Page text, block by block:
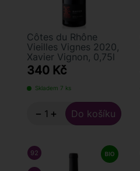
Côtes du Rhône
Vieilles Vignes 2020,
Xavier Vignon, 0,75l
340 Kč
Skladem 7 ks
− +
92 JAMES SUCKLING